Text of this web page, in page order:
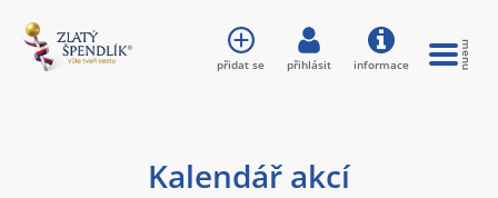
Kalendář akcí
přidat se přihlásit informace